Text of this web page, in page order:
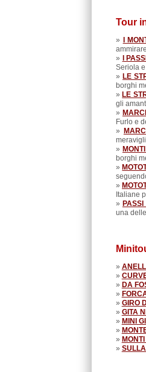
Tour
» I
»
I
Seriola
» LE
borghi
» LE
gli
»
Furlo e
»
»
borghi
»
»
Italiane
»
una
»
»
» DA
»
» GIRO
» GITA
» MINI
»
»
»